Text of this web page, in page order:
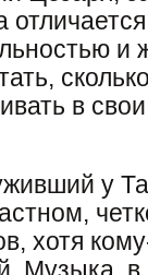
и
в
у
хотя